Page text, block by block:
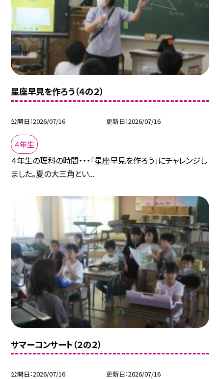
星座早見を作ろう（４の２）
公開日 2026/07/16 更新日 2026/07/16
４年生
４年生の理科の時間・・・「星座早見を作ろう」にチャレンジし
ました。夏の大三角とい...
サマーコンサート（２の２）
公開日 2026/07/16 更新日 2026/07/16